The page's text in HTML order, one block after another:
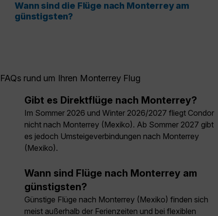
Wann sind die Flüge nach Monterrey am
günstigsten?
FAQs rund um Ihren Monterrey Flug
Gibt es Direktflüge nach Monterrey?
Im Sommer 2026 und Winter 2026/2027 fliegt Condor
nicht nach Monterrey (Mexiko). Ab Sommer 2027 gibt
es jedoch Umsteigeverbindungen nach Monterrey
(Mexiko).
Wann sind Flüge nach Monterrey am
günstigsten?
Günstige Flüge nach Monterrey (Mexiko) finden sich
meist außerhalb der Ferienzeiten und bei flexiblen